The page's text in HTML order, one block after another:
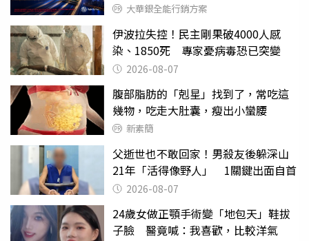
大華銀全能行銷方案
伊波拉失控！民主剛果破4000人感
染、1850死 專家憂病毒恐已突變
2026-08-07
腹部脂肪的「剋星」找到了，常吃這
幾物，吃走大肚囊，瘦出小蠻腰
新素簡
父逝世也不敢回家！男殺友後躲深山
21年「活得像野人」 1關鍵出面自首
2026-08-07
24歲女做正顎手術變「地包天」鞋拔
子臉 醫竟喊：我喜歡，比較洋氣